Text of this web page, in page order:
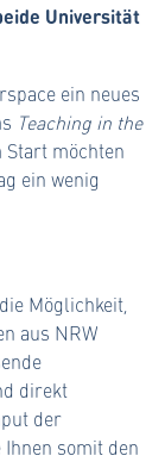
Universität
ein neues
Teaching in the
Start möchten
ein wenig
Möglichkeit,
aus NRW
direkt
der
somit den